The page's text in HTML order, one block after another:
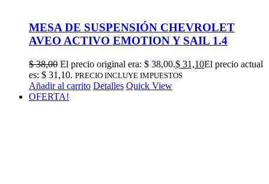
MESA DE SUSPENSIÓN CHEVROLET
AVEO ACTIVO EMOTION Y SAIL 1.4
$38,00 El precio original era: $ 38,00.$ 31,10El precio actual
es: $ 31,10. PRECIO INCLUYE IMPUESTOS
Añadir al carrito Detalles Quick View
OFERTA!